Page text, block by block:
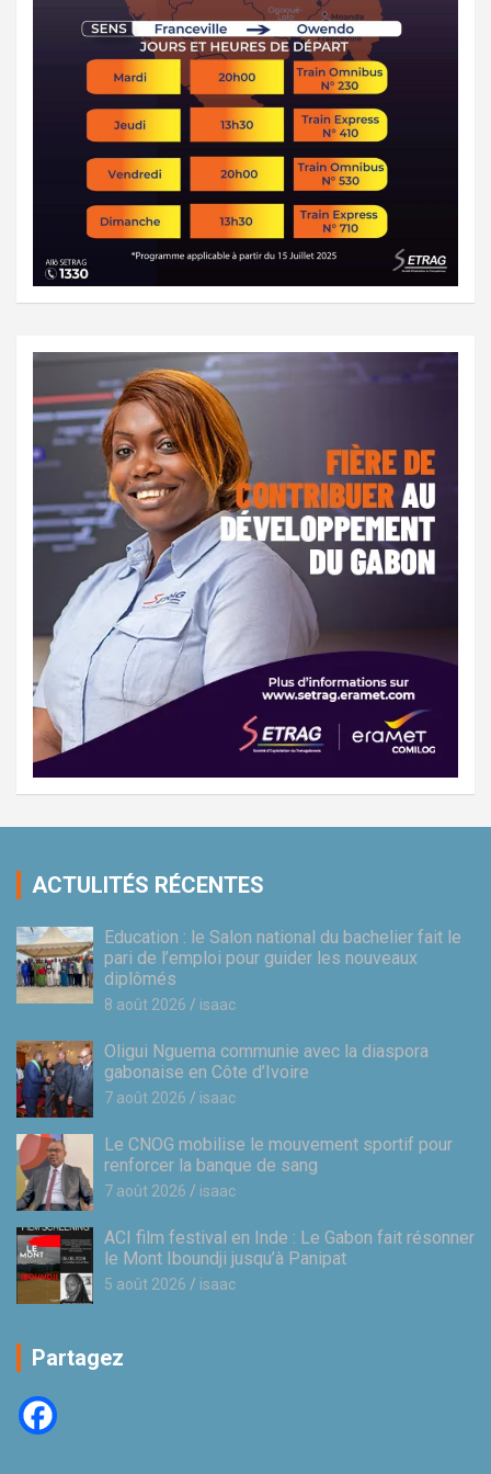
ACTULITÉS RÉCENTES
Education : le Salon national du bachelier fait le
pari de l’emploi pour guider les nouveaux
diplômés
8 août 2026 isaac
Oligui Nguema communie avec la diaspora
gabonaise en Côte d’Ivoire
7 août 2026 isaac
Le CNOG mobilise le mouvement sportif pour
renforcer la banque de sang
7 août 2026 isaac
ACI film festival en Inde : Le Gabon fait résonner
le Mont Iboundji jusqu’à Panipat
5 août 2026 isaac
Partagez